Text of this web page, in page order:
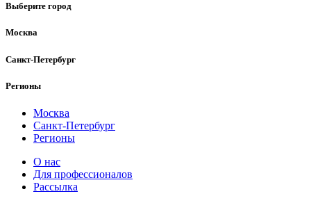
Выберите город
Москва
Санкт-Петербург
Регионы
Москва
Санкт-Петербург
Регионы
О нас
Для профессионалов
Рассылка